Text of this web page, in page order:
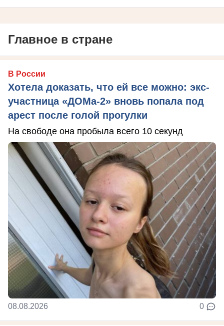
Главное в стране
В России
Хотела доказать, что ей все можно: экс-
участница «ДОМа-2» вновь попала под
арест после голой прогулки
На свободе она пробыла всего 10 секунд
08.08.2026 0